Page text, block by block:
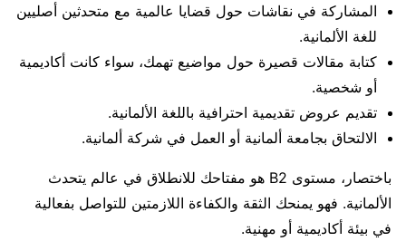
المشاركة في نقاشات حول قضايا عالمية مع متحدثين أصليين
للغة الألمانية.
كتابة مقالات قصيرة حول مواضيع تهمك، سواء كانت أكاديمية
أو شخصية.
تقديم عروض تقديمية احترافية باللغة الألمانية.
الالتحاق بجامعة ألمانية أو العمل في شركة ألمانية.
باختصار، مستوى B2 هو مفتاحك للانطلاق في عالم يتحدث
الألمانية. فهو يمنحك الثقة والكفاءة اللازمتين للتواصل بفعالية
في بيئة أكاديمية أو مهنية.